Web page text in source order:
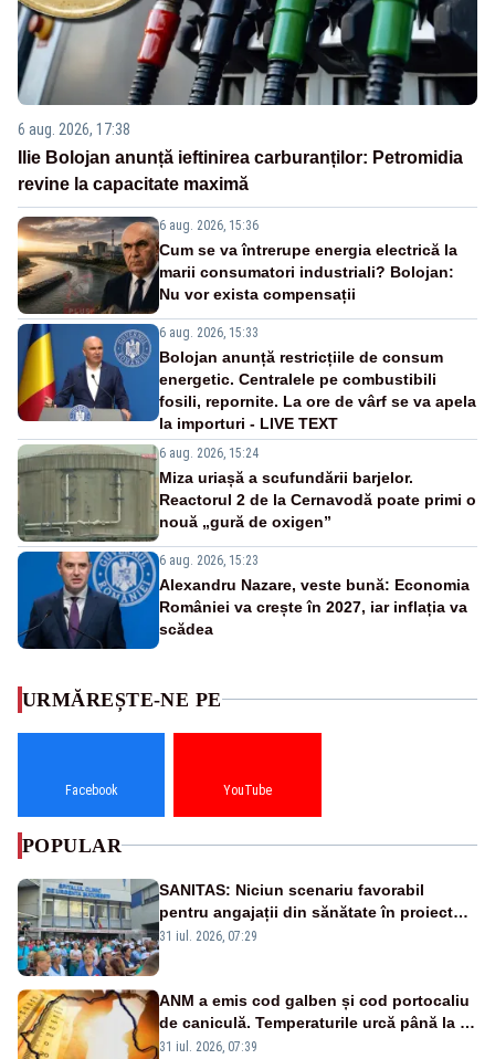
6 aug. 2026, 17:38
Ilie Bolojan anunță ieftinirea carburanților: Petromidia
revine la capacitate maximă
6 aug. 2026, 15:36
Cum se va întrerupe energia electrică la
marii consumatori industriali? Bolojan:
Nu vor exista compensații
6 aug. 2026, 15:33
Bolojan anunță restricțiile de consum
energetic. Centralele pe combustibili
fosili, repornite. La ore de vârf se va apela
la importuri - LIVE TEXT
6 aug. 2026, 15:24
Miza uriașă a scufundării barjelor.
Reactorul 2 de la Cernavodă poate primi o
nouă „gură de oxigen”
6 aug. 2026, 15:23
Alexandru Nazare, veste bună: Economia
României va crește în 2027, iar inflația va
scădea
URMĂREȘTE-NE PE
Facebook YouTube
POPULAR
SANITAS: Niciun scenariu favorabil
pentru angajații din sănătate în proiectul
Legii salarizării
31 iul. 2026, 07:29
ANM a emis cod galben și cod portocaliu
de caniculă. Temperaturile urcă până la 38
de grade, iar nopțile devin tropicale
31 iul. 2026, 07:39